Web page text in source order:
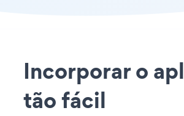
Incorporar o
tão fácil